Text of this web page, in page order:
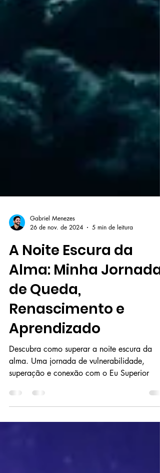
Gabriel Menezes
26 de nov. de 2024
5 min de leitura
A Noite Escura da
Alma: Minha Jornada
de Queda,
Renascimento e
Aprendizado
Descubra como superar a noite escura da
superação e conexão com o Eu Superior